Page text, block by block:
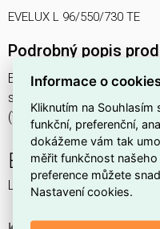
EVELUX L 96/550/730 TE
Podrobný popis
EVELUX L 96/550/730 TE
svítidlo pouliční s modulem
(Tunnel Entrance TYPE IV)
EVELUX
LED svítidlo pro osvětlení
Informace o
Kliknutím na
funkční, preferenční,
dokážeme vám tak
měřit funkčnost
preference můžete
Nastavení cookies.